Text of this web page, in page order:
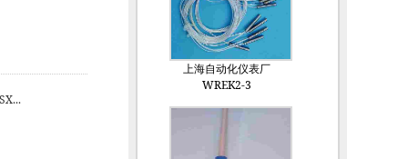
上海自动化仪表厂
WREK2-3